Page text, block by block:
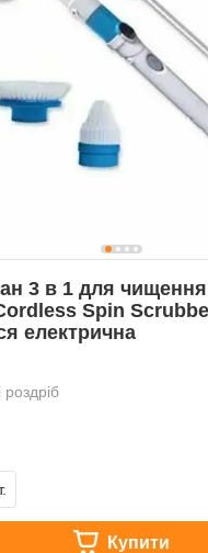
3 в 1 для
Spin
електрична
роздріб
Купити